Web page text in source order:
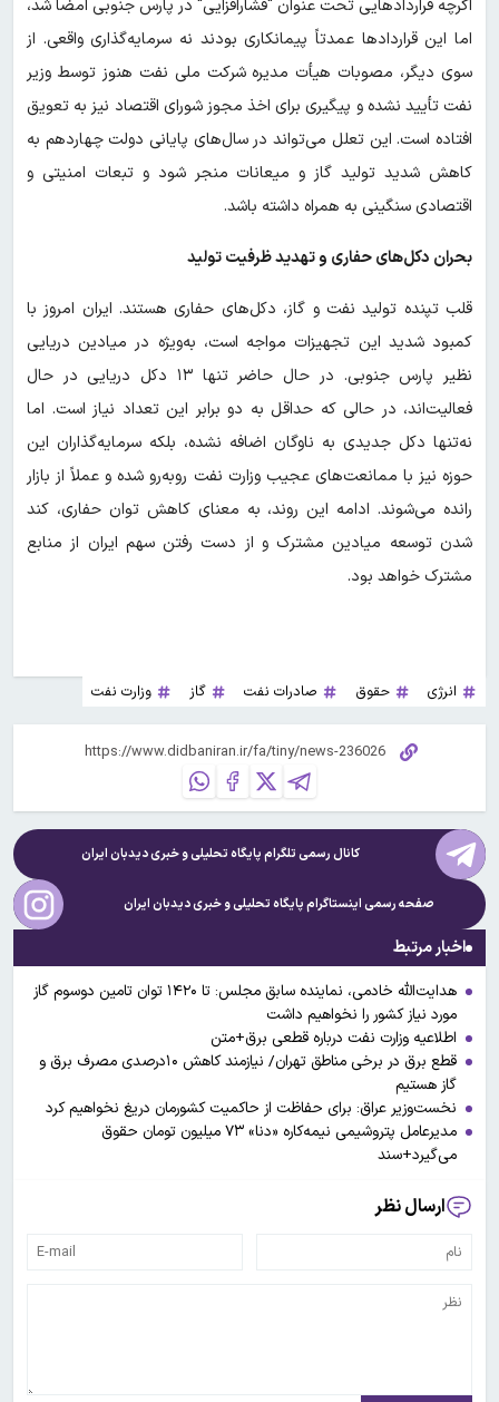
اگرچه قراردادهایی تحت عنوان "فشارافزایی" در پارس جنوبی امضا شد،
اما این قراردادها عمدتاً پیمانکاری بودند نه سرمایه‌گذاری واقعی. از
سوی دیگر، مصوبات هیأت مدیره شرکت ملی نفت هنوز توسط وزیر
نفت تأیید نشده و پیگیری برای اخذ مجوز شورای اقتصاد نیز به تعویق
افتاده است. این تعلل می‌تواند در سال‌های پایانی دولت چهاردهم به
کاهش شدید تولید گاز و میعانات منجر شود و تبعات امنیتی و
اقتصادی سنگینی به همراه داشته باشد.
بحران دکل‌های حفاری و تهدید ظرفیت تولید
قلب تپنده تولید نفت و گاز، دکل‌های حفاری هستند. ایران امروز با
کمبود شدید این تجهیزات مواجه است، به‌ویژه در میادین دریایی
نظیر پارس جنوبی. در حال حاضر تنها ۱۳ دکل دریایی در حال
فعالیت‌اند، در حالی که حداقل به دو برابر این تعداد نیاز است. اما
نه‌تنها دکل جدیدی به ناوگان اضافه نشده، بلکه سرمایه‌گذاران این
حوزه نیز با ممانعت‌های عجیب وزارت نفت روبه‌رو شده و عملاً از بازار
رانده می‌شوند. ادامه این روند، به معنای کاهش توان حفاری، کند
شدن توسعه میادین مشترک و از دست رفتن سهم ایران از منابع
مشترک خواهد بود.
انرژی حقوق صادرات نفت گاز وزارت نفت
کانال رسمی تلگرام پایگاه تحلیلی و خبریدیدبان ایران
صفحه رسمی اینستاگرام پایگاه تحلیلی و خبریدیدبان ایران
اخبار مرتبط
هدایت‌الله خادمی، نماینده سابق مجلس: تا ۱۴۲۰ توان تامین دوسوم گاز
مورد نیاز کشور را نخواهیم داشت
اطلاعیه وزارت نفت درباره قطعی برق+متن
قطع برق در برخی مناطق تهران/ نیازمند کاهش ۱۰درصدی مصرف برق و
گاز هستیم
نخست‌وزیر عراق: برای حفاظت از حاکمیت کشورمان دریغ نخواهیم کرد
مدیرعامل پتروشیمی نیمه‌کاره «دنا» ۷۳ میلیون تومان حقوق
می‌گیرد+سند
ارسال نظر